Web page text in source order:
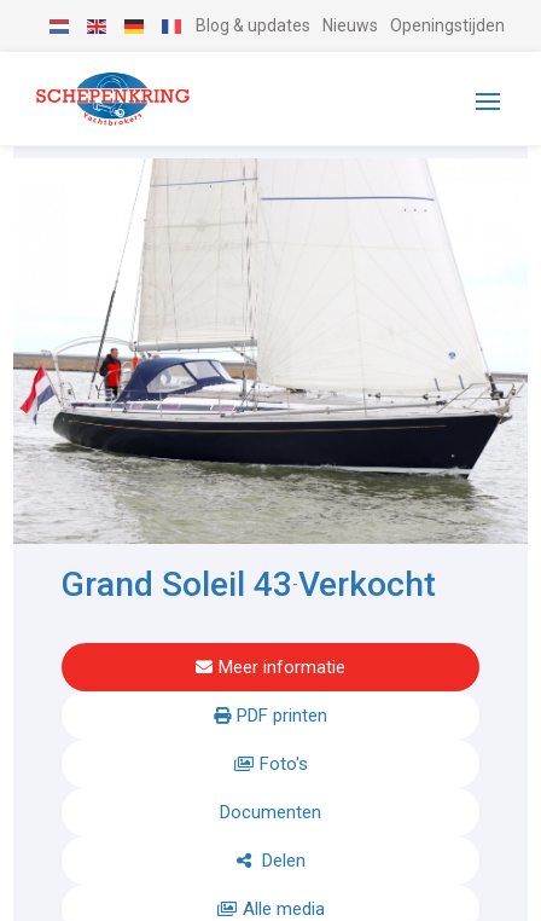
Blog & updates Nieuws Openingstijden
Grand Soleil 43-Verkocht
Meer informatie
PDF printen
Foto's
Documenten
Delen
Alle media